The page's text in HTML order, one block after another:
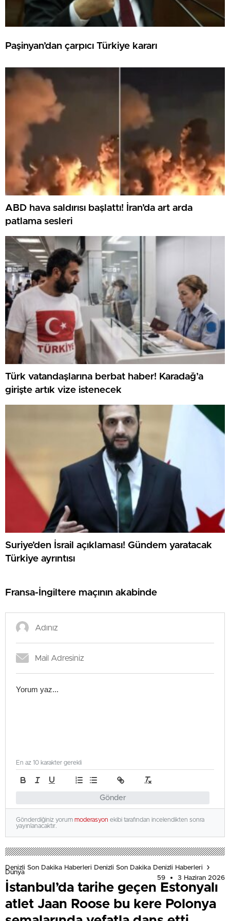
Paşinyan’dan çarpıcı Türkiye kararı
ABD hava saldırısı başlattı! İran’da art arda
patlama sesleri
Türk vatandaşlarına berbat haber! Karadağ’a
girişte artık vize istenecek
Suriye’den İsrail açıklaması! Gündem yaratacak
Türkiye ayrıntısı
Fransa-İngiltere maçının akabinde
Gönder
En az 10 karakter gerekli
Gönderdiğiniz yorum moderasyon ekibi tarafından incelendikten sonra
yayınlanacaktır.
Denizli Son Dakika Haberleri Denizli Son Dakika Denizli Haberleri
Dünya
59
3 Haziran 2026
İstanbul’da tarihe geçen Estonyalı
atlet Jaan Roose bu kere Polonya